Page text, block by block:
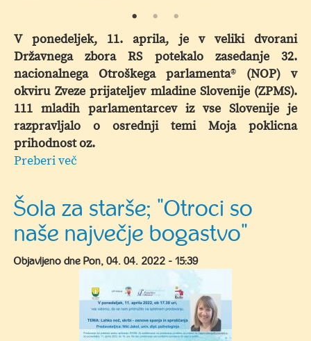
V ponedeljek, 11. aprila, je v veliki dvorani
Državnega zbora RS potekalo zasedanje 32.
nacionalnega Otroškega parlamenta® (NOP) v
okviru Zveze prijateljev mladine Slovenije (ZPMS).
111 mladih parlamentarcev iz vse Slovenije je
razpravljalo o osrednji temi Moja poklicna
prihodnost oz.
Preberi več
nacionalni
Otroški
parlament
Šola za starše; "Otroci so
naše največje bogastvo"
Objavljeno dne Pon, 04. 04. 2022 - 15:39